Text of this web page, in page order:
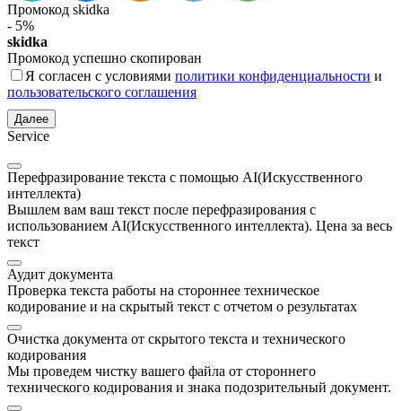
Промокод skidka
- 5%
skidka
Промокод успешно скопирован
Я согласен с условиями политики конфиденциальности и
пользовательского соглашения
Далее
Service
Перефразирование текста с помощью AI(Искусственного
интеллекта)
Вышлем вам ваш текст после перефразирования с
использованием AI(Искусственного интеллекта). Цена за весь
текст
Аудит документа
Проверка текста работы на стороннее техническое
кодирование и на скрытый текст с отчетом о результатах
Очистка документа от скрытого текста и технического
кодирования
Мы проведем чистку вашего файла от стороннего
технического кодирования и знака подозрительный документ.